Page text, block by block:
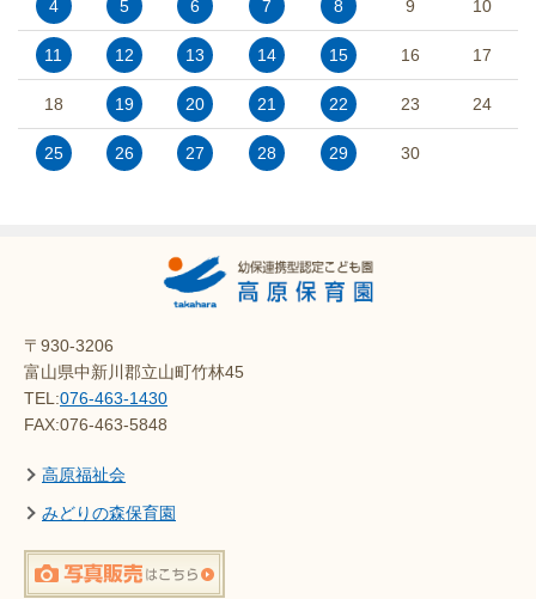
4 5 6 7 8 9 10
11 12 13 14 15 16 17
18 19 20 21 22 23 24
25 26 27 28 29 30
〒930-3206
富山県中新川郡立山町竹林45
TEL:076-463-1430
FAX:076-463-5848
高原福祉会
みどりの森保育園